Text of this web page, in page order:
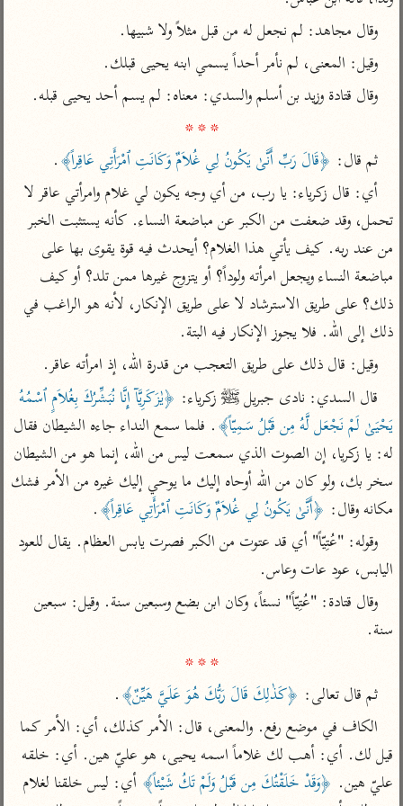
جمع الأقوال
تفسير ابن الجوزي
تفسير الماوردي
تفسير ابن القيم
تفسير ابن تيمية
عامّة
تفسير السمعاني
تفسير مكّي
محاسن التأويل
للقاسمي
تفسير الثعالبي
تفسير السمرقندي
تفسير الثعلبي
تفسير الرازي
أخرى
أضواء البيان
نظم الدرر للبقاعي
لغة وبلاغة
التحرير والتنوير
المحرر الوجيز لابن
عطية
البحر المحيط لأبي
البسيط للواحدي
تفسير أبي السعود
الكشاف للزمخشري
مركَّزة العبارة
جامع البيان للإيجي
تفسير البيضاوي
تفسير النسفي
الوجيز للواحدي
تفسير ابن أبي زمنين
موسوعة التفسير
المأثور
الدر المنثور
تفسير ابن أبي حاتم
تفسير مقاتل
تفسير قتادة
اشترك لتصلك أخبار مشاريعنا
راسلنا تليجرام •تويتر
تعليمات•عن الباحث القرآني
وقال مجاهد: لم نجعل له من قبل مثلاً ولا شبيها.
وقيل: المعنى، لم نأمر أحداً يسمي ابنه يحيى قبلك.
وقال قتادة وزيد بن أسلم والسدي: معناه: لم يسم أحد يحيى قبله.
* * *
ثم قال: ﴿قَالَ رَبِّ أَنَّىٰ يَكُونُ لِي غُلاَمٌ وَكَانَتِ ٱمْرَأَتِي عَاقِراً﴾.
تحمل، وقد ضعفت من الكبر عن مباضعة النساء. كأنه يستثبت الخبر
ذلك إلى الله. فلا يجوز الإنكار فيه البتة.
وقيل: قال ذلك على طريق التعجب من قدرة الله، إذ امرأته عاقر.
قال السدي: نادى جبريل ﷺ زكرياء:
يَحْيَىٰ لَمْ نَجْعَل لَّهُ مِن قَبْلُ سَمِيّاً﴾
مكانه وقال: ﴿أَنَّىٰ يَكُونُ لِي غُلاَمٌ وَكَانَتِ ٱمْرَأَتِي عَاقِراً﴾.
اليابس، عود عات وعاس.
سنة.
* * *
ثم قال تعالى: ﴿كَذٰلِكَ قَالَ رَبُّكَ هُوَ عَلَيَّ هَيِّنٌ﴾.
عليّ هين. ﴿وَقَدْ خَلَقْتُكَ مِن قَبْلُ وَلَمْ تَكُ شَيْئاً﴾